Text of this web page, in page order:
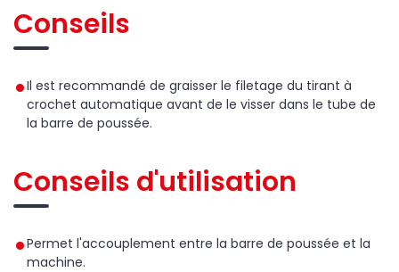
Conseils
Il est recommandé de graisser le filetage du tirant à
crochet automatique avant de le visser dans le tube de
la barre de poussée.
Conseils d'utilisation
Permet l'accouplement entre la barre de poussée et la
machine.